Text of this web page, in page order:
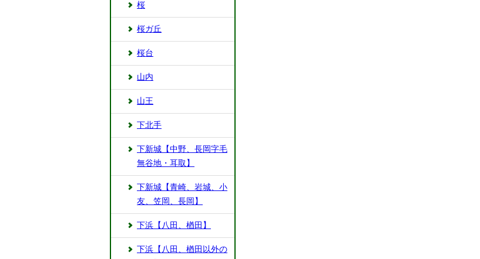
桜
桜ガ丘
桜台
山内
山王
下北手
下新城【中野、長岡字毛
無谷地・耳取】
下新城【青崎、岩城、小
友、笠岡、長岡】
下浜【八田、楢田】
下浜【八田、楢田以外の